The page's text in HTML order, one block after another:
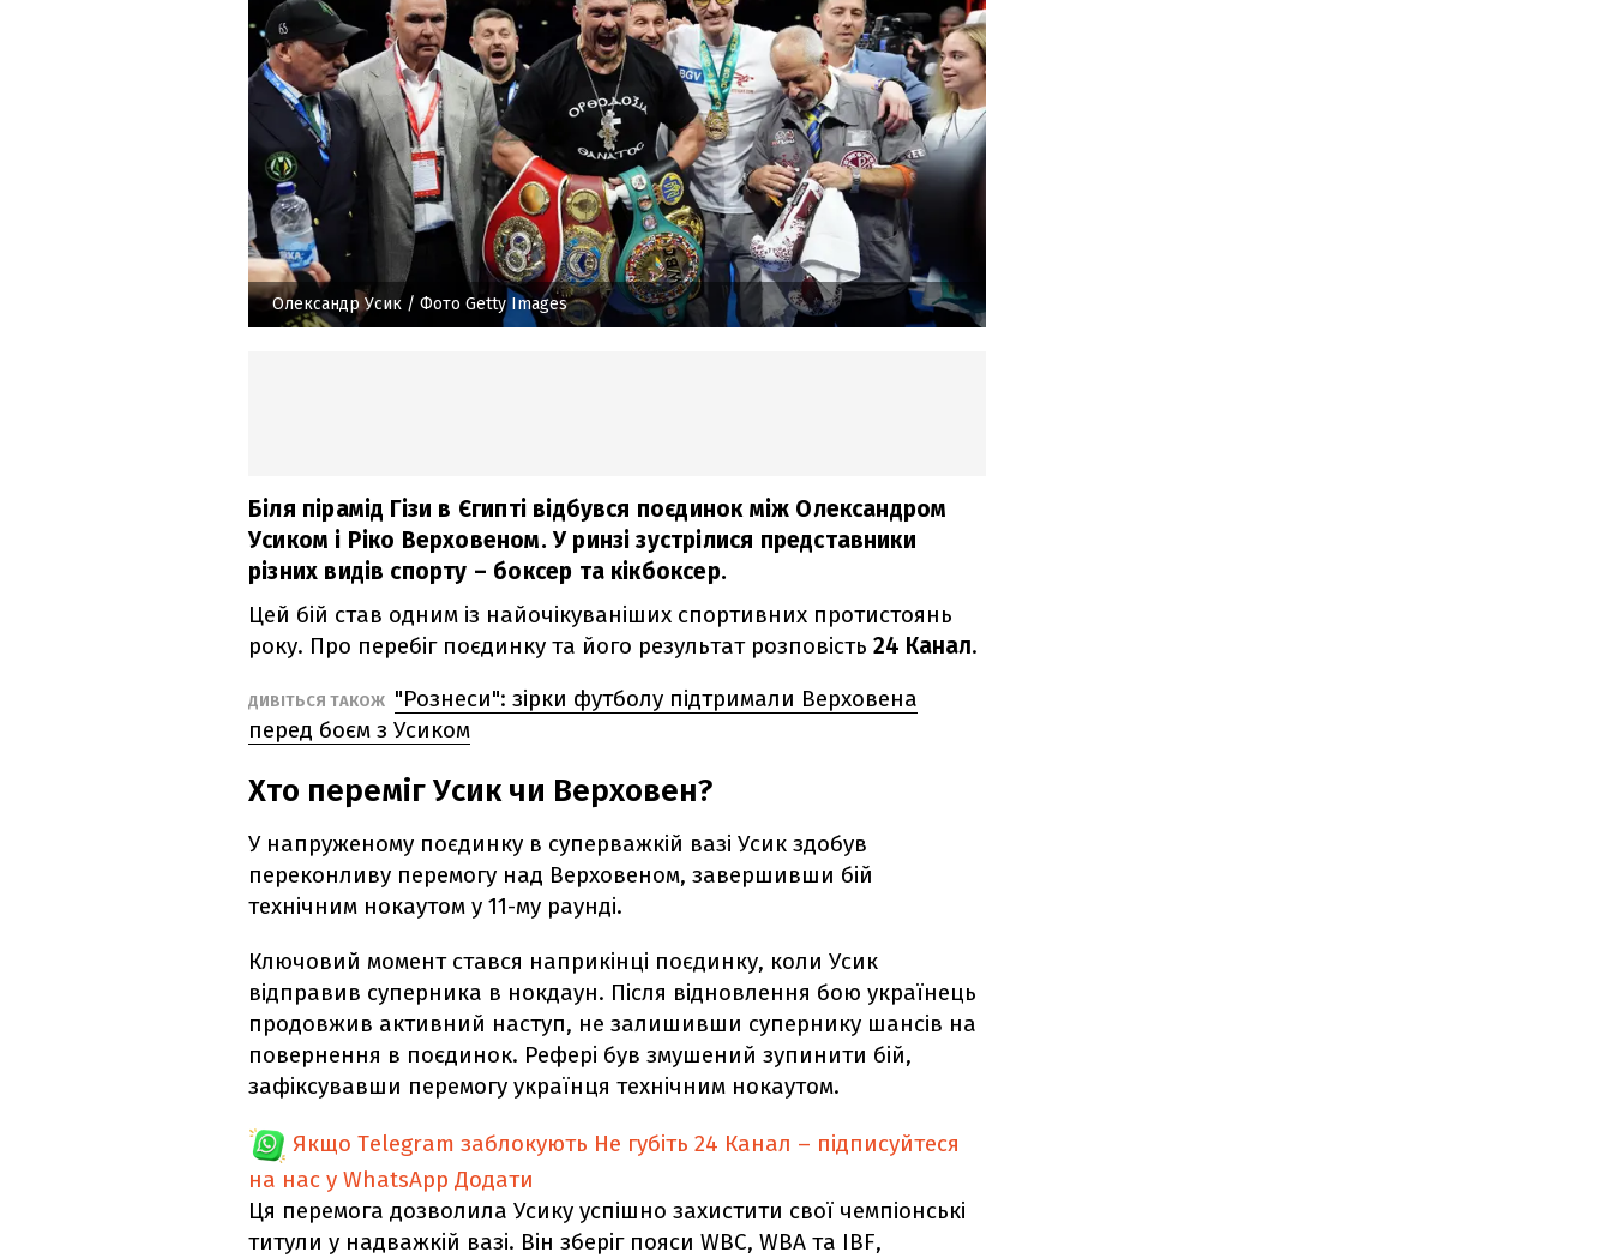
Олександр Усик / Фото Getty Images
Біля пірамід Гізи в Єгипті відбувся поєдинок між Олександром
Усиком і Ріко Верховеном. У ринзі зустрілися представники
різних видів спорту – боксер та кікбоксер.
Цей бій став одним із найочікуваніших спортивних протистоянь
року. Про перебіг поєдинку та його результат розповість 24 Канал.
ДИВІТЬСЯ ТАКОЖ "Рознеси": зірки футболу підтримали Верховена
перед боєм з Усиком
Хто переміг Усик чи Верховен?
У напруженому поєдинку в суперважкій вазі Усик здобув
переконливу перемогу над Верховеном, завершивши бій
технічним нокаутом у 11-му раунді.
Ключовий момент стався наприкінці поєдинку, коли Усик
відправив суперника в нокдаун. Після відновлення бою українець
продовжив активний наступ, не залишивши супернику шансів на
повернення в поєдинок. Рефері був змушений зупинити бій,
зафіксувавши перемогу українця технічним нокаутом.
Якщо Telegram заблокують Не губіть 24 Канал – підписуйтеся
на нас у WhatsApp Додати
Ця перемога дозволила Усику успішно захистити свої чемпіонські
титули у надважкій вазі. Він зберіг пояси WBC, WBA та IBF,